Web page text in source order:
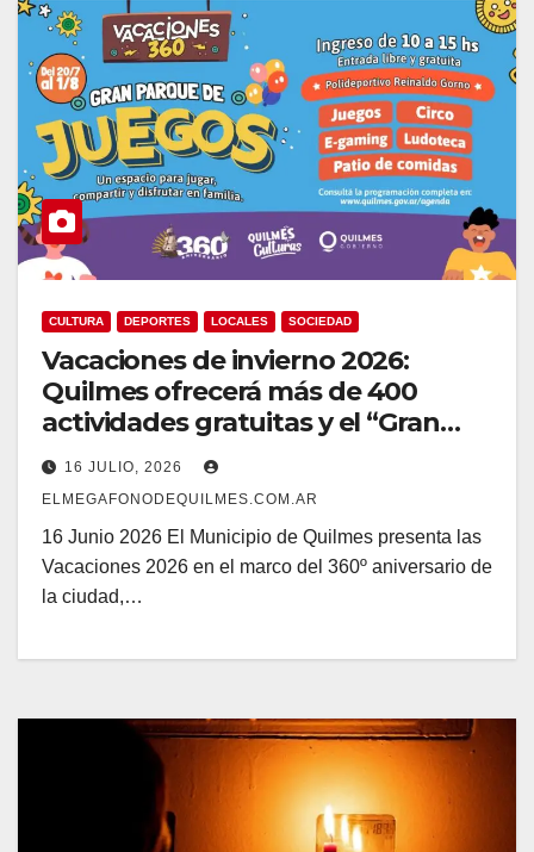
CULTURA DEPORTES LOCALES SOCIEDAD
Vacaciones de invierno 2026:
Quilmes ofrecerá más de 400
actividades gratuitas y el “Gran
Parque de Juegos”
16 JULIO, 2026
ELMEGAFONODEQUILMES.COM.AR
16 Junio 2026 El Municipio de Quilmes presenta las
Vacaciones 2026 en el marco del 360º aniversario de
la ciudad,…